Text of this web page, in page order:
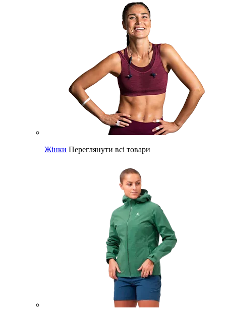
Жінки Переглянути всі товари